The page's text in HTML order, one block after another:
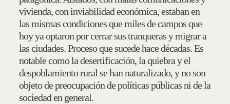
vivienda, con inviabilidad económica, estaban en
las mismas condiciones que miles de campos que
hoy ya optaron por cerrar sus tranqueras y migrar a
las ciudades. Proceso que sucede hace décadas. Es
notable como la desertificación, la quiebra y el
despoblamiento rural se han naturalizado, y no son
objeto de preocupación de políticas públicas ni de la
sociedad en general.